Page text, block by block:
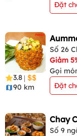
Đặt
3.8 |
90 km
Số 26
Giảm
Gọi
Đặt
Chay
Số 9